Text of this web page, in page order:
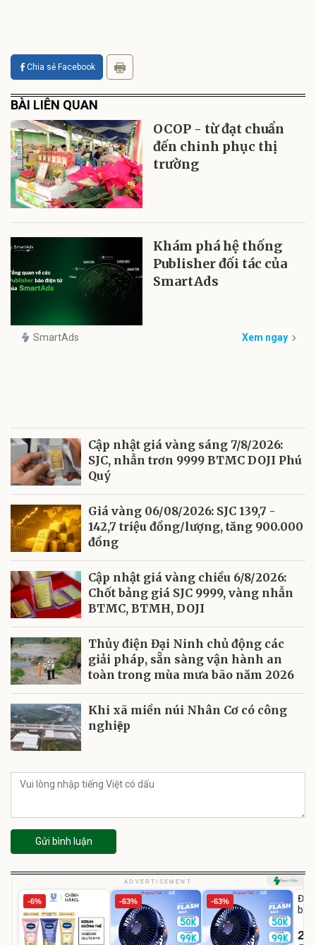
Chia sẻ Facebook
BÀI LIÊN QUAN
OCOP - từ đạt chuẩn
đến chinh phục thị
trường
Khám phá hệ thống
Publisher đối tác của
SmartAds
SmartAds Xem ngay
Cập nhật giá vàng sáng 7/8/2026:
SJC, nhẫn trơn 9999 BTMC DOJI Phú
Quý
Giá vàng 06/08/2026: SJC 139,7 -
142,7 triệu đồng/lượng, tăng 900.000
đồng
Cập nhật giá vàng chiều 6/8/2026:
Chốt bảng giá SJC 9999, vàng nhẫn
BTMC, BTMH, DOJI
Thủy điện Đại Ninh chủ động các
giải pháp, sẵn sàng vận hành an
toàn trong mùa mưa bão năm 2026
Khi xã miền núi Nhân Cơ có công
nghiệp
Gửi bình luận
ADVERTISEMENT
-6% -63% -63%
Đai
bé